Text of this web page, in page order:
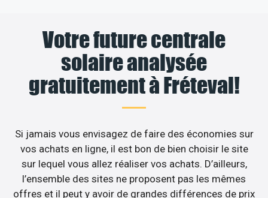
Votre future centrale
solaire analysée
gratuitement à Fréteval!
Si jamais vous envisagez de faire des économies sur
vos achats en ligne, il est bon de bien choisir le site
sur lequel vous allez réaliser vos achats. D’ailleurs,
l’ensemble des sites ne proposent pas les mêmes
offres et il peut y avoir de grandes différences de prix